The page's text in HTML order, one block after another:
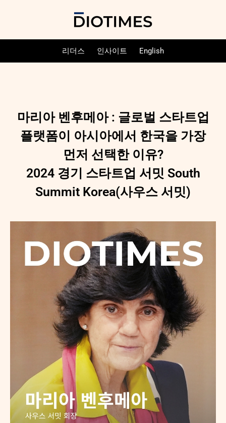
리더스 인사이트 English
마리아 벤후메아 : 글로벌 스타트업
플랫폼이 아시아에서 한국을 가장
먼저 선택한 이유?
2024 경기 스타트업 서밋 South
Summit Korea(사우스 서밋)